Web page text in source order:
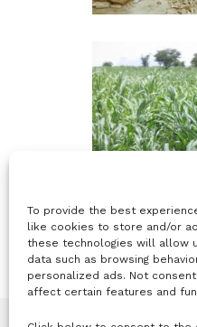
To provide the best
like cookies to store and/or
these technologies will allow
data such as browsing
personalized ads. Not
affect certain features and